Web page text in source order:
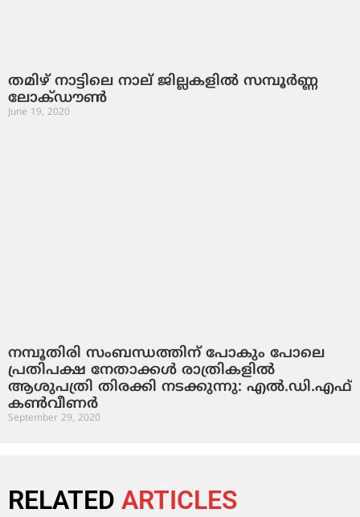
തമിഴ് നാട്ടിലെ നാല് ജില്ലകളില്‍ സമ്പൂര്‍ണ്ണ
ലോക്ഡൗണ്‍
June 19, 2020
നമ്പൂതിരി സംബന്ധത്തിന് പോകും പോലെ
പ്രതിപക്ഷ നേതാക്കൾ രാത്രികളിൽ
ആശുപത്രി തിരക്കി നടക്കുന്നു: എല്‍.ഡി.എഫ്
കൺവീണർ
September 29, 2020
RELATED ARTICLES